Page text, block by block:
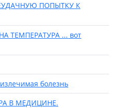
ПОПЫТКУ К
ТЕМПЕРАТУРА ... вот
болезнь
В МЕДИЦИНЕ.